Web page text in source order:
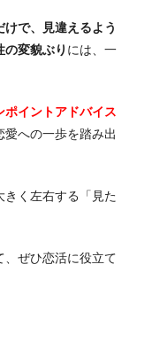
で、見違えるよう
変貌ぶり には、一
イントアドバイス
への一歩を踏み出
く左右する「見た
ぜひ恋活に役立て